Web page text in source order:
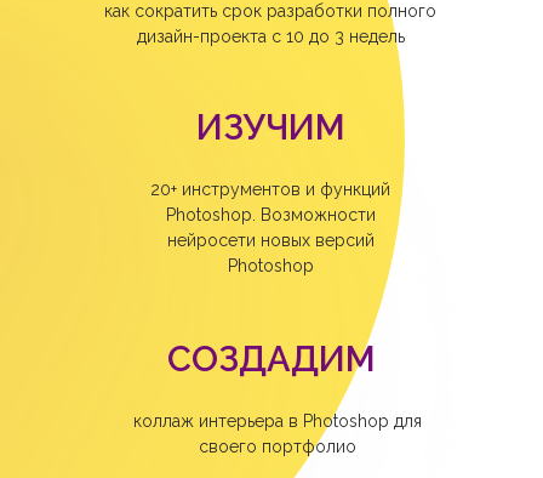
как сократить срок разработки полного
дизайн-проекта с 10 до 3 недель
20+ инструментов и функций
Photoshop. Возможности
нейросети новых версий
Photoshop
коллаж интерьера в Photoshop для
своего портфолио
ИЗУЧИМ
СОЗДАДИМ